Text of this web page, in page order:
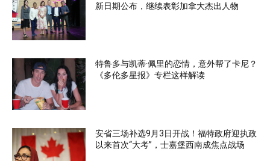
新日期公布，继续表彰加拿大杰出人物
特鲁多与凯蒂·佩里的恋情，意外帮了卡尼？
《多伦多星报》专栏这样解读
安省三场补选9月3日开战！福特政府迎执政
以来首次“大考”，士嘉堡西南成焦点战场